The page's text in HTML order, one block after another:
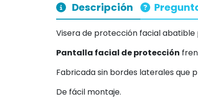
Descripción
Visera de protección facial
Pantalla facial de protección
Fabricada sin bordes laterales que
De fácil montaje.